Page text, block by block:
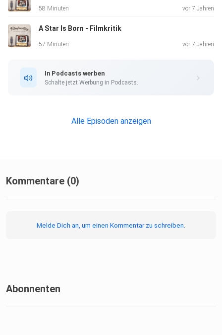
Allein
kann den
machthungrigen Herrscher besiegen. Zusammen mit der
der Söldner Black Manta (Yahya Abdul-Mateen II) dafür,
58 Minuten vor 7 Jahren
A Star Is Born - Filmkritik
57 Minuten vor 7 Jahren
In Podcasts werben
Schalte jetzt Werbung in Podcasts.
Alle Episoden anzeigen
Kommentare (0)
Melde Dich an, um einen Kommentar zu schreiben.
Abonnenten